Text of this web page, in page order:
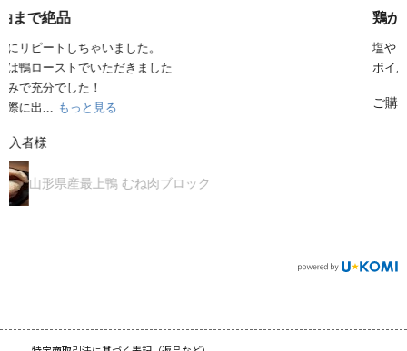
鶏かわのささやき
塩やきと味噌煮込みで頂きましたが、とてもジューシーでした。
ボイルした皮ときゅうりの酢の物も大変美味し...
ご購入者様